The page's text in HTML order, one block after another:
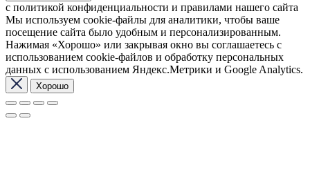
с политикой конфиденциальности и правилами нашего сайта
Мы используем cookie-файлы для аналитики, чтобы ваше
посещение сайта было удобным и персонализированным.
Нажимая «Хорошо» или закрывая окно вы соглашаетесь с
использованием cookie-файлов и обработку персональных
данных с использованием Яндекс.Метрики и Google Analytics.
Хорошо